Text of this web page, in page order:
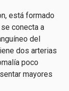
está formado
conecta a
del
dos arterias
poco
mayores